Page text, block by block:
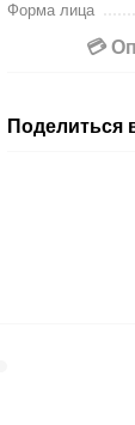
Форма лица
💳
Поделиться